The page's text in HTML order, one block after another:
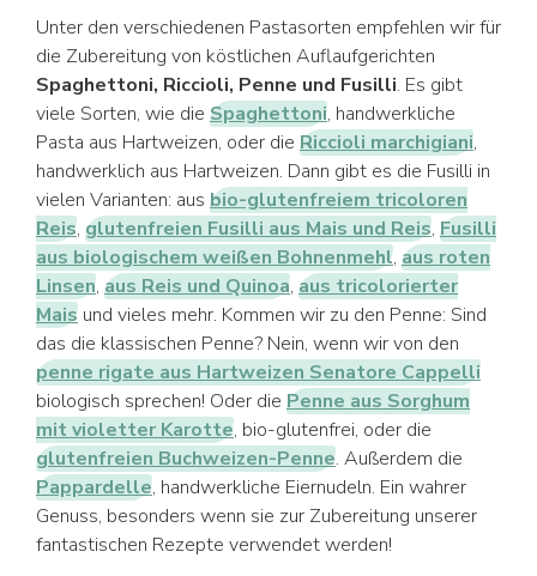
Unter den verschiedenen Pastasorten empfehlen wir für
die Zubereitung von köstlichen Auflaufgerichten
Spaghettoni, Riccioli, Penne und Fusilli. Es gibt
viele Sorten, wie die Spaghettoni, handwerkliche
Pasta aus Hartweizen, oder die Riccioli marchigiani,
handwerklich aus Hartweizen. Dann gibt es die Fusilli in
vielen Varianten: aus bio-glutenfreiem tricoloren
Reis, glutenfreien Fusilli aus Mais und Reis, Fusilli
aus biologischem weißen Bohnenmehl, aus roten
Linsen, aus Reis und Quinoa, aus tricolorierter
Mais und vieles mehr. Kommen wir zu den Penne: Sind
das die klassischen Penne? Nein, wenn wir von den
penne rigate aus Hartweizen Senatore Cappelli
biologisch sprechen! Oder die Penne aus Sorghum
mit violetter Karotte, bio-glutenfrei, oder die
glutenfreien Buchweizen-Penne. Außerdem die
Pappardelle, handwerkliche Eiernudeln. Ein wahrer
Genuss, besonders wenn sie zur Zubereitung unserer
fantastischen Rezepte verwendet werden!